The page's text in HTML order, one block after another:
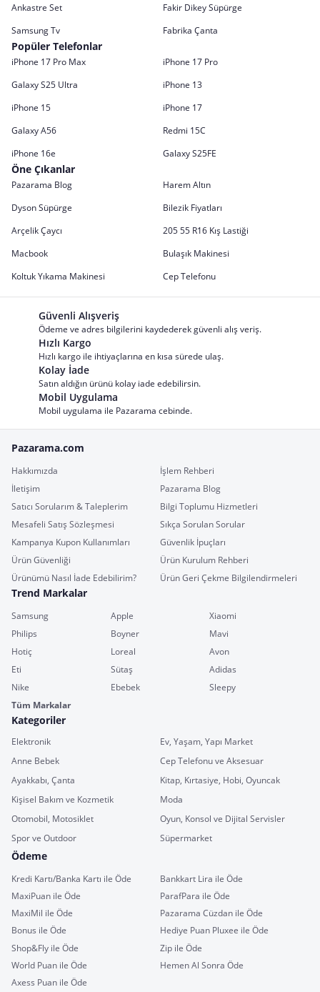
Ankastre Set
Fakir Dikey Süpürge
Samsung Tv
Fabrika Çanta
Popüler Telefonlar
iPhone 17 Pro Max
iPhone 17 Pro
Galaxy S25 Ultra
iPhone 13
iPhone 15
iPhone 17
Galaxy A56
Redmi 15C
iPhone 16e
Galaxy S25FE
Öne Çıkanlar
Pazarama Blog
Harem Altın
Dyson Süpürge
Bilezik Fiyatları
Arçelik Çaycı
205 55 R16 Kış Lastiği
Macbook
Bulaşık Makinesi
Koltuk Yıkama Makinesi
Cep Telefonu
Güvenli Alışveriş
Ödeme ve adres bilgilerini kaydederek güvenli alış veriş.
Hızlı Kargo
Hızlı kargo ile ihtiyaçlarına en kısa sürede ulaş.
Kolay İade
Satın aldığın ürünü kolay iade edebilirsin.
Mobil Uygulama
Mobil uygulama ile Pazarama cebinde.
Pazarama.com
Hakkımızda
İşlem Rehberi
İletişim
Pazarama Blog
Satıcı Sorularım & Taleplerim
Bilgi Toplumu Hizmetleri
Mesafeli Satış Sözleşmesi
Sıkça Sorulan Sorular
Kampanya Kupon Kullanımları
Güvenlik İpuçları
Ürün Güvenliği
Ürün Kurulum Rehberi
Ürünümü Nasıl İade Edebilirim?
Ürün Geri Çekme Bilgilendirmeleri
Trend Markalar
Samsung Apple
Xiaomi
Philips
Boyner
Mavi
Hotiç
Loreal
Avon
Eti
Sütaş
Adidas
Nike
Ebebek
Sleepy
Tüm Markalar
Kategoriler
Elektronik
Ev, Yaşam, Yapı Market
Anne Bebek
Cep Telefonu ve Aksesuar
Ayakkabı, Çanta
Kitap, Kırtasiye, Hobi, Oyuncak
Kişisel Bakım ve Kozmetik
Moda
Otomobil, Motosiklet
Oyun, Konsol ve Dijital Servisler
Spor ve Outdoor
Süpermarket
Ödeme
Kredi Kartı/Banka Kartı ile Öde
Bankkart Lira ile Öde
MaxiPuan ile Öde
ParafPara ile Öde
MaxiMil ile Öde
Pazarama Cüzdan ile Öde
Bonus ile Öde
Hediye Puan Pluxee ile Öde
Shop&Fly ile Öde
Zip ile Öde
World Puan ile Öde
Hemen Al Sonra Öde
Axess Puan ile Öde